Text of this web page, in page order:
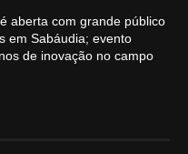
aberta com grande público
em Sabáudia; evento
de inovação no campo